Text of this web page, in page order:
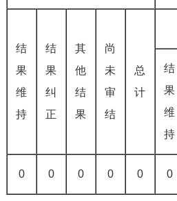
结
果
维
持
结
果
纠
正
其
他
结
果
尚
未
审
结
总
计
结
果
维
持
0 0 0 0 0 0